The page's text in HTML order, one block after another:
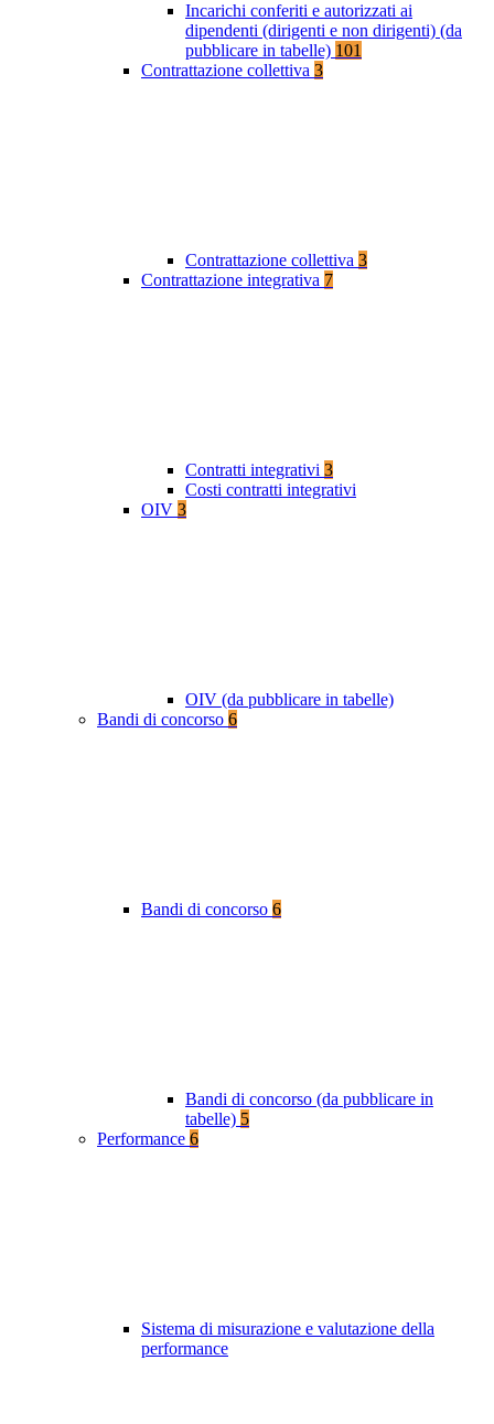
Incarichi conferiti e autorizzati ai
dipendenti (dirigenti e non dirigenti) (da
pubblicare in tabelle) 101
Contrattazione collettiva 3
Contrattazione collettiva 3
Contrattazione integrativa 7
Contratti integrativi 3
Costi contratti integrativi
OIV 3
OIV (da pubblicare in tabelle)
Bandi di concorso 6
Bandi di concorso 6
Bandi di concorso (da pubblicare in
tabelle) 5
Performance 6
Sistema di misurazione e valutazione della
performance